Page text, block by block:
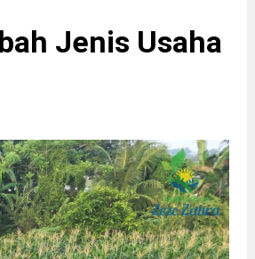
Jenis Usaha